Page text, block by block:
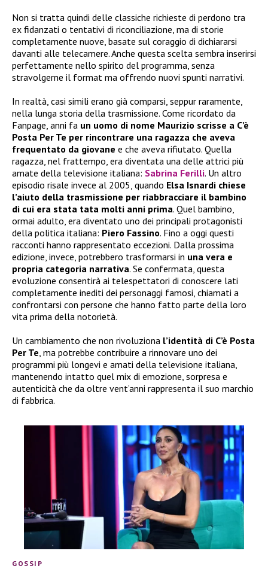
Non si tratta quindi delle classiche richieste di perdono tra
ex fidanzati o tentativi di riconciliazione, ma di storie
completamente nuove, basate sul coraggio di dichiararsi
davanti alle telecamere. Anche questa scelta sembra inserirsi
perfettamente nello spirito del programma, senza
stravolgerne il format ma offrendo nuovi spunti narrativi.
In realtà, casi simili erano già comparsi, seppur raramente,
nella lunga storia della trasmissione. Come ricordato da
Fanpage, anni fa un uomo di nome Maurizio scrisse a C’è
Posta Per Te per rincontrare una ragazza che aveva
frequentato da giovane e che aveva rifiutato. Quella
ragazza, nel frattempo, era diventata una delle attrici più
amate della televisione italiana: Sabrina Ferilli. Un altro
episodio risale invece al 2005, quando Elsa Isnardi chiese
l’aiuto della trasmissione per riabbracciare il bambino
di cui era stata tata molti anni prima. Quel bambino,
ormai adulto, era diventato uno dei principali protagonisti
della politica italiana: Piero Fassino. Fino a oggi questi
racconti hanno rappresentato eccezioni. Dalla prossima
edizione, invece, potrebbero trasformarsi in una vera e
propria categoria narrativa. Se confermata, questa
evoluzione consentirà ai telespettatori di conoscere lati
completamente inediti dei personaggi famosi, chiamati a
confrontarsi con persone che hanno fatto parte della loro
vita prima della notorietà.
Un cambiamento che non rivoluziona l’identità di C’è Posta
Per Te , ma potrebbe contribuire a rinnovare uno dei
programmi più longevi e amati della televisione italiana,
mantenendo intatto quel mix di emozione, sorpresa e
autenticità che da oltre vent’anni rappresenta il suo marchio
di fabbrica.
GOSSIP